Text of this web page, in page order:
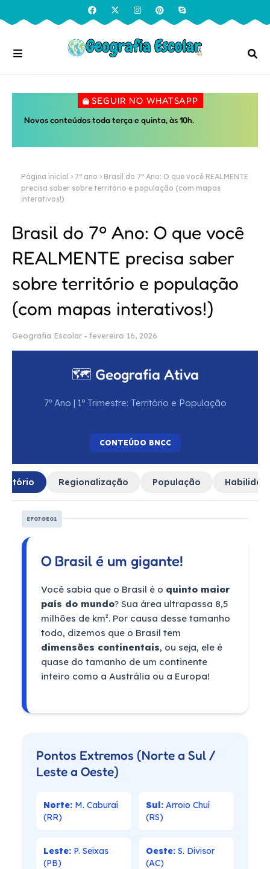
Novos conteúdos toda terça e quinta, às 10h.
SEGUIR NO WHATSAPP
Página inicial 7º ano
Brasil do 7º Ano: O que você REALMENTE
precisa saber sobre território e população (com mapas
interativos!)
Brasil do 7º Ano: O que você
REALMENTE precisa saber
sobre território e população
(com mapas interativos!)
Geografia Escolar fevereiro 16, 2026
🗺️ Geografia Ativa
7º Ano | 1º Trimestre: Território e População
CONTEÚDO BNCC
Regionalização População
EF07GE01
O Brasil é um gigante!
Você sabia que o Brasil é o quinto maior
país do mundo? Sua área ultrapassa 8,5
milhões de km². Por causa desse tamanho
todo, dizemos que o Brasil tem
dimensões continentais, ou seja, ele é
quase do tamanho de um continente
inteiro como a Austrália ou a Europa!
Pontos Extremos (Norte a Sul /
Leste a Oeste)
Norte: M. Caburaí
(RR)
Sul: Arroio Chuí
(RS)
Leste: P. Seixas
(PB)
Oeste: S. Divisor
(AC)